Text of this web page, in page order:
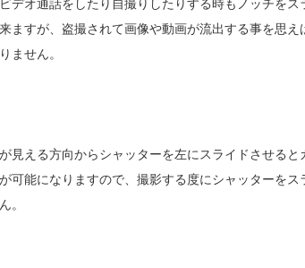
デオ通話をしたり自撮りしたりする時もノッチをス
ますが、盗撮されて画像や動画が流出する事を思え
ません。
見える方向からシャッターを左にスライドさせると
可能になりますので、撮影する度にシャッターをス
。